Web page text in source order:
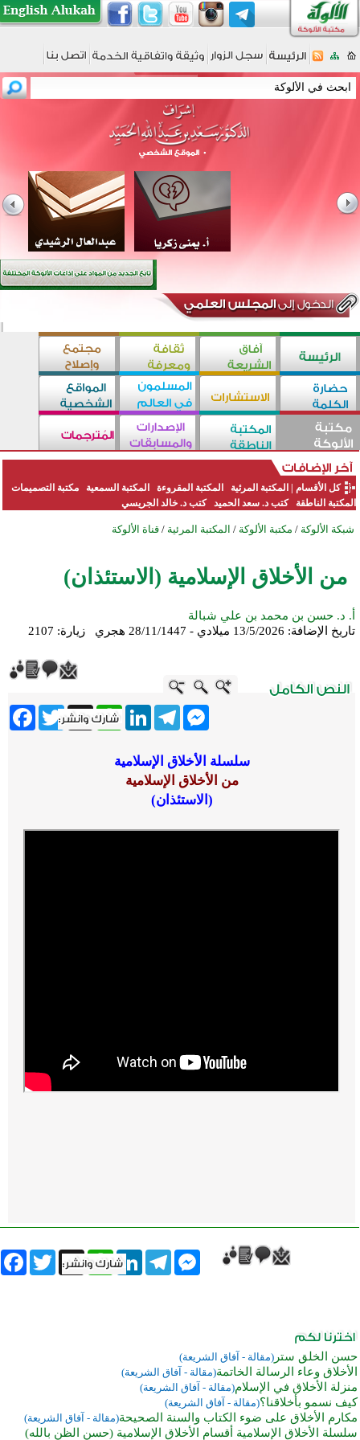
كل الأقسام المكتبة المرئية المكتبة المقروءة المكتبة السمعية
مكتبة التصميمات
المكتبة الناطقة
كتب د. سعد الحميد كتب د. خالد الجريسي
شبكة الألوكة / مكتبة الألوكة / المكتبة المرئية / قناة الألوكة
من الأخلاق الإسلامية (الاستئذان)
أ. د. حسن بن محمد بن علي شبالة
تاريخ الإضافة: 13/5/2026 ميلادي - 28/11/1447 هجري زيارة: 2107
Twitter X
WhatsApp
LinkedInTelegram
Messenger
سلسلة الأخلاق الإسلامية
من الأخلاق الإسلامية
( الاستئذان)
Twitter X
WhatsAppLinkedInTelegram
Messenger
حسن الخلق ستر (مقالة - آفاق الشريعة)
الأخلاق وعاء الرسالة الخاتمة(مقالة - آفاق الشريعة)
منزلة الأخلاق في الإسلام(مقالة - آفاق الشريعة)
كيف نسمو بأخلاقنا؟(مقالة - آفاق الشريعة)
مكارم الأخلاق على ضوء الكتاب والسنة الصحيحة(مقالة - آفاق الشريعة)
سلسلة الأخلاق الإسلامية أقسام الأخلاق الإسلامية (حسن الظن بالله)